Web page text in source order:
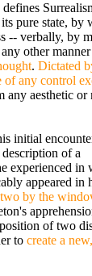
pure state, by
-- verbally, by
other
. Dictated
of any control
any aesthetic or
initial
of a
experienced in
appeared in
by the
of two
to create a new,